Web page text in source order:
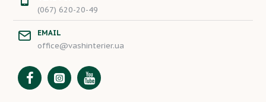
(067) 620-20-49
EMAIL
office@vashinterier.ua